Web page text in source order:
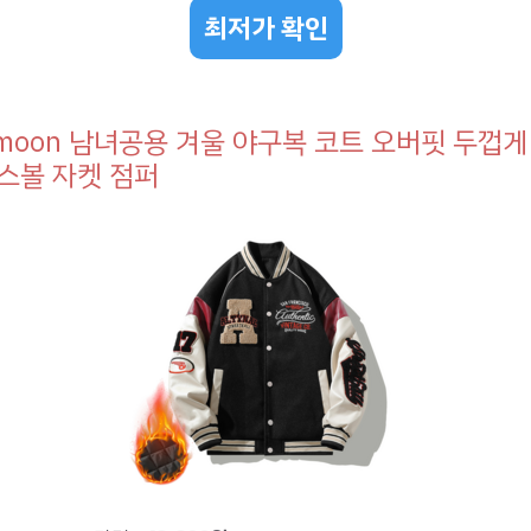
최저가 확인
남녀공용 겨울 야구복 코트 오버핏 두껍
볼 자켓 점퍼